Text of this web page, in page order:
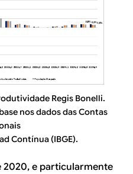
Regis Bonelli.
nos dados das Contas
Contínua (IBGE).
e particularmente